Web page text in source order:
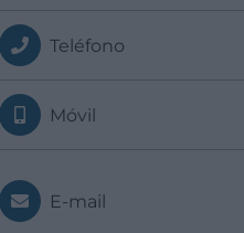
Teléfono
Móvil
E-mail